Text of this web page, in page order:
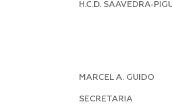
H.C.D. SAAVEDRA-
MARCEL A. GUIDO
SECRETARIA